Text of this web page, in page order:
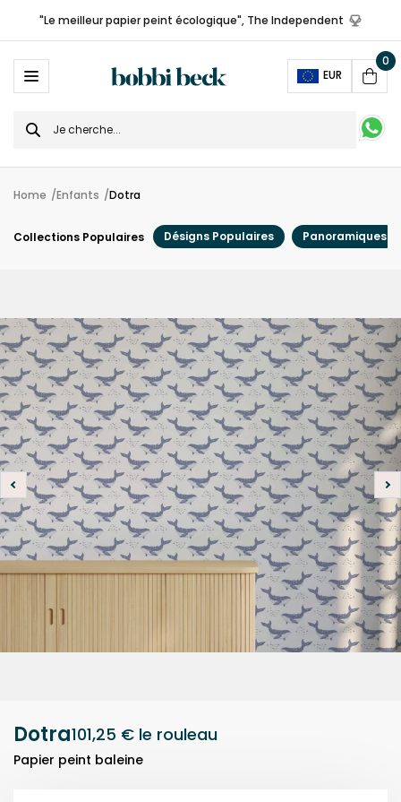
"Le meilleur papier peint écologique", The Independent
EUR
Cart
0
Search
for
Home Enfants Dotra
Collections Populaires Désigns Populaires Panoramiques
Dotra101,25 € le rouleau
Papier peint baleine